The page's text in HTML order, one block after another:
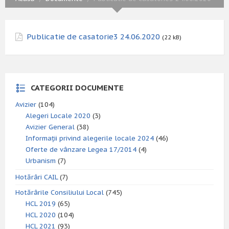
Publicatie de casatorie3 24.06.2020 (22 kB)
CATEGORII DOCUMENTE
Avizier (104)
Alegeri Locale 2020 (3)
Avizier General (38)
Informații privind alegerile locale 2024 (46)
Oferte de vânzare Legea 17/2014 (4)
Urbanism (7)
Hotărâri CAIL(7)
Hotărârile Consiliului Local (745)
HCL 2019 (65)
HCL 2020 (104)
HCL 2021 (93)